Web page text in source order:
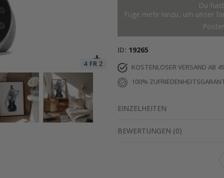
Du
Füge mehr hinzu, um unser
ID 19265
KOSTENLOSER VERSAND AB
100%
EINZELHEITEN
BEWERTUNGEN (0)